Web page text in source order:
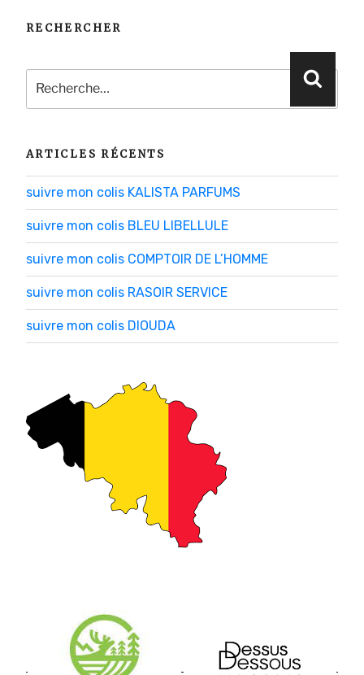
RECHERCHER
Recherche
pour
:
ARTICLES RÉCENTS
suivre mon colis KALISTA PARFUMS
suivre mon colis BLEU LIBELLULE
suivre mon colis COMPTOIR DE L’HOMME
suivre mon colis RASOIR SERVICE
suivre mon colis DIOUDA